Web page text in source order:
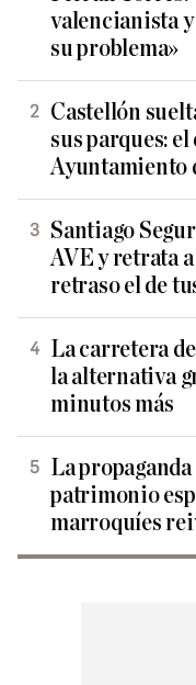
valencianista y
su problema»
Castellón
sus parques:
Ayuntamiento
Santiago
AVE y retrata
retraso el de
La carretera
la alternativa
minutos más
La
patrimonio
marroquíes